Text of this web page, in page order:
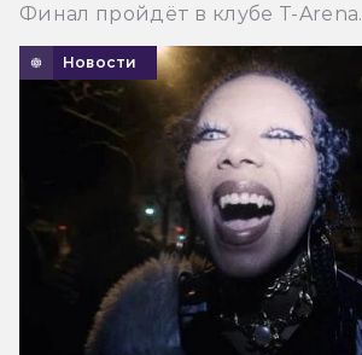
Финал пройдёт в клубе T-Arena.
Новости